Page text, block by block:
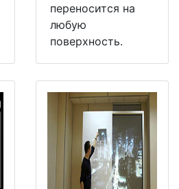
переносится на
любую
поверхность.